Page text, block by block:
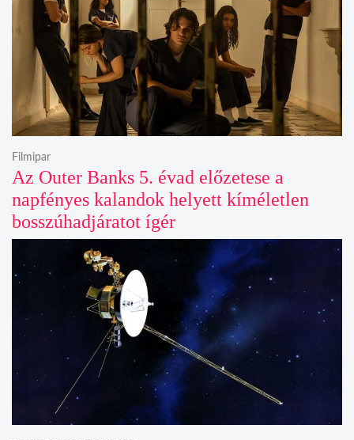
Az Outer Banks 5. évad előzetese a
napfényes kalandok helyett kíméletlen
bosszúhadjáratot ígér
Filmipar